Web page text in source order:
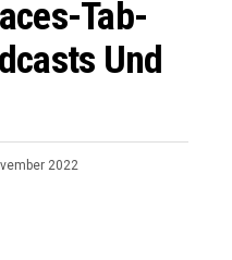
Tab-
Und
2022